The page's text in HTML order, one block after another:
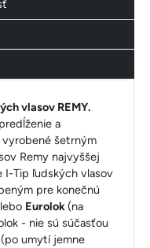
vlasov REMY.
a
vyrobené šetrným
Remy najvyššej
I-Tip ľudských vlasov
pre konečnú
Eurolok(na
- nie sú súčasťou
(po umytí jemne